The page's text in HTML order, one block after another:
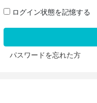
ログイン状態を記憶する
パスワードを忘れた方